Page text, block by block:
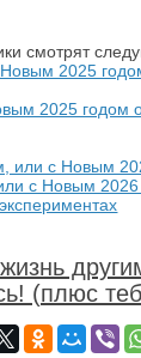
смотрят
2025 годом
с Новым 2026
(плюс